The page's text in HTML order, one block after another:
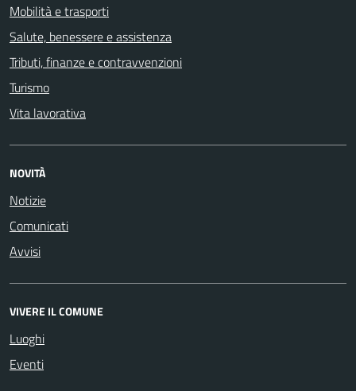
Mobilità e trasporti
Salute, benessere e assistenza
Tributi, finanze e contravvenzioni
Turismo
Vita lavorativa
NOVITÀ
Notizie
Comunicati
Avvisi
VIVERE IL COMUNE
Luoghi
Eventi